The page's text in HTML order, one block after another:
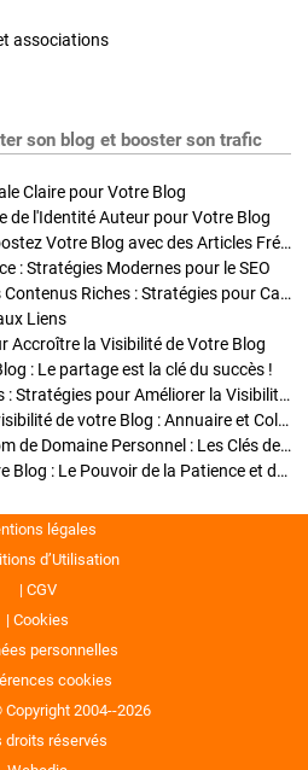
associations
son blog et booster son trafic
Claire pour Votre Blog
de l'Identité Auteur pour Votre Blog
Stratégies de Publication : Boostez Votre Blog avec des Articles Fréquents et Exclusifs
: Stratégies Modernes pour le SEO
Enrichir Vos Articles avec des Contenus Riches : Stratégies pour Captiver et Optimiser
Liens
Accroître la Visibilité de Votre Blog
: Le partage est la clé du succès !
Optimisation SEO des Articles : Stratégies pour Améliorer la Visibilité de Votre Blog
Stratégies pour améliorer la visibilité de votre Blog : Annuaire et Collaborations
Pourquoi Investir dans un Nom de Domaine Personnel : Les Clés de la Réussite de Votre Blog
Comment Faire Émerger Votre Blog : Le Pouvoir de la Patience et de la Persévérance
légales
d’Utilisation
CGV
Cookies
personnelles
cookies
Copyright 2004--2026
droits réservés